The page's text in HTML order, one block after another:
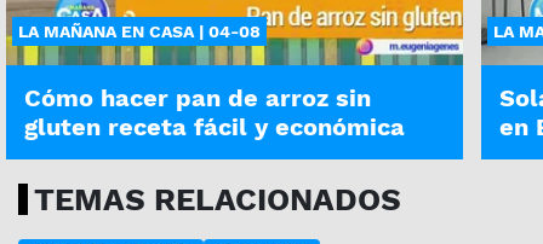
LA MAÑANA EN CASA | 04-08
Cómo hacer pan de arroz sin
gluten receta fácil y económica
LA
en
TEMAS RELACIONADOS